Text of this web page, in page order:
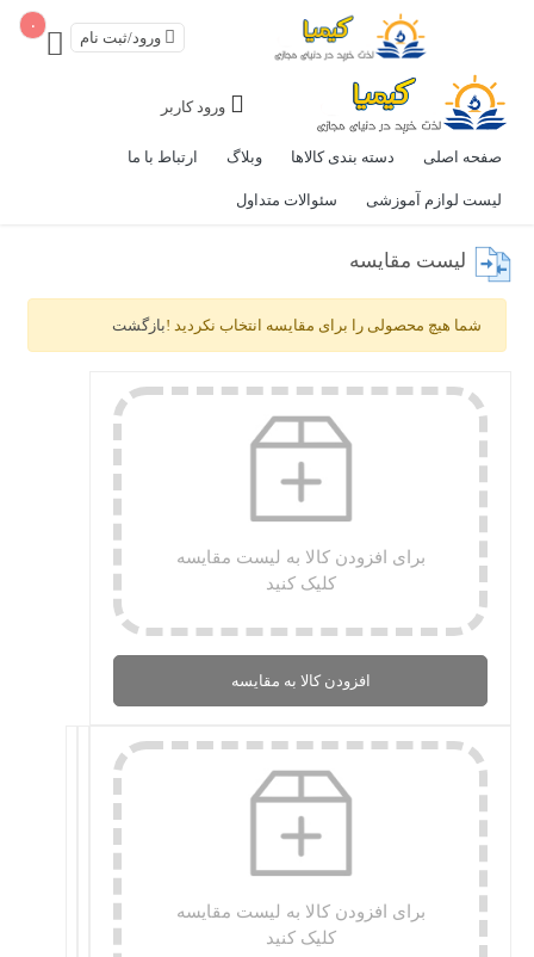
۰
ورود/ثبت نام
ورود کاربر
صفحه اصلی دسته بندی کالاها وبلاگ ارتباط با ما
لیست لوازم آموزشی سئوالات متداول
لیست مقایسه
شما هیچ محصولی را برای مقایسه انتخاب نکردید !بازگشت
برای افزودن کالا به لیست مقایسه
کلیک کنید
افزودن کالا به مقایسه
برای افزودن کالا به لیست مقایسه
کلیک کنید